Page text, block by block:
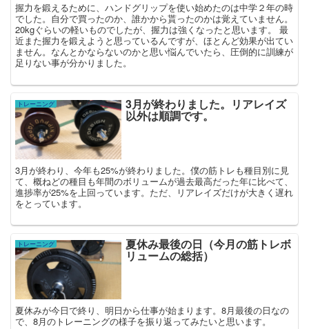
握力を鍛えるために、ハンドグリップを使い始めたのは中学２年の時
でした。自分で買ったのか、誰かから貰ったのかは覚えていません。
20kgぐらいの軽いものでしたが、握力は強くなったと思います。 最
近また握力を鍛えようと思っているんですが、ほとんど効果が出てい
ません。なんとかならないのかと思い悩んでいたら、圧倒的に訓練が
足りない事が分かりました。
トレーニング 3月が終わりました。リアレイズ
以外は順調です。
3月が終わり、今年も25%が終わりました。僕の筋トレも種目別に見
て、概ねどの種目も年間のボリュームが過去最高だった年に比べて、
進捗率が25%を上回っています。ただ、リアレイズだけが大きく遅れ
をとっています。
トレーニング 夏休み最後の日（今月の筋トレボ
リュームの総括）
夏休みが今日で終り、明日から仕事が始まります。8月最後の日なの
で、8月のトレーニングの様子を振り返ってみたいと思います。